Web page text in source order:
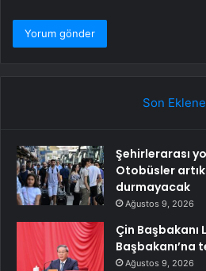
Son
Şehirlerarası
Otobüsler
durmayacak
Ağustos 9, 2026
Çin Başbakanı
Başbakanı’na
Ağustos 9, 2026